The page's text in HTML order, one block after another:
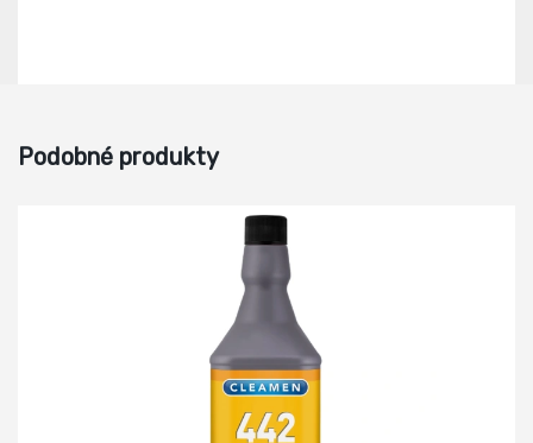
Podobné produkty